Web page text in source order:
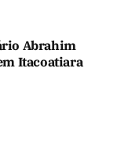
Abrahim
Itacoatiara